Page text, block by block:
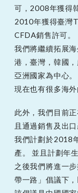
可，2008年獲得
2010年獲得臺灣
CFDA銷售許可。
我們將繼續拓展
港，臺灣，韓國
亞洲國家為中心。
現在也有很多海
此外，我們目前
且通過銷售及出
我們計劃於2018
產。 並且計劃年
之後我們將進一
帶一路」倡議下